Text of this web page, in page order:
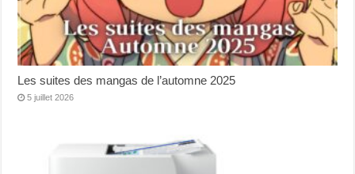
Les suites des mangas de l’automne 2025
5 juillet 2026